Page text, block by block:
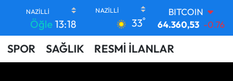
Öğle13:18 33°
DOLAR
47,7143
0.16
EURO
55,0317
STERLİN
SPOR SAĞLIK RESMİ İLANLAR